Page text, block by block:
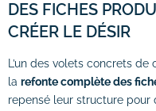
DES FICHES
CRÉER LE DÉSIR
L’un des volets concrets
la refonte complète des
repensé leur structure pour